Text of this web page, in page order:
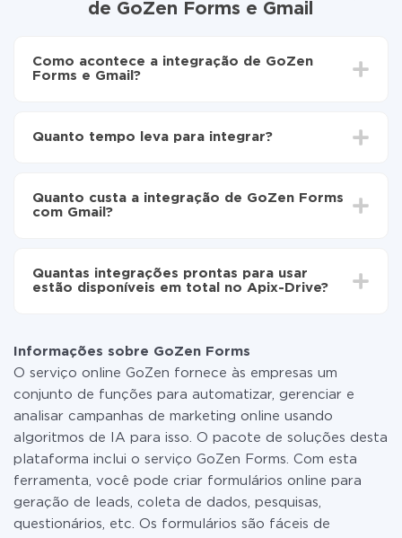
de GoZen Forms e Gmail
Como acontece a integração de GoZen
Forms e Gmail?
para Gmail
automaticamente de GoZen Forms para Gmail
Quanto tempo leva para integrar?
30 minutos. Em média, a configuração leva de 10 a 15
minutos.
Quanto custa a integração de GoZen Forms
com Gmail?
as tarifas. Você paga apenas pela quantidade de
dados que é realmente transferida de um de seus
ou mudar para um de pago, se necessário. Mais
detalhes sobretarifas.
Quantas integrações prontas para usar
estão disponíveis em total no Apix-Drive?
Informações sobre GoZen Forms
O serviço online GoZen fornece às empresas um
conjunto de funções para automatizar, gerenciar e
analisar campanhas de marketing online usando
algoritmos de IA para isso. O pacote de soluções desta
plataforma inclui o serviço GoZen Forms. Com esta
ferramenta, você pode criar formulários online para
geração de leads, coleta de dados, pesquisas,
questionários, etc. Os formulários são fáceis de